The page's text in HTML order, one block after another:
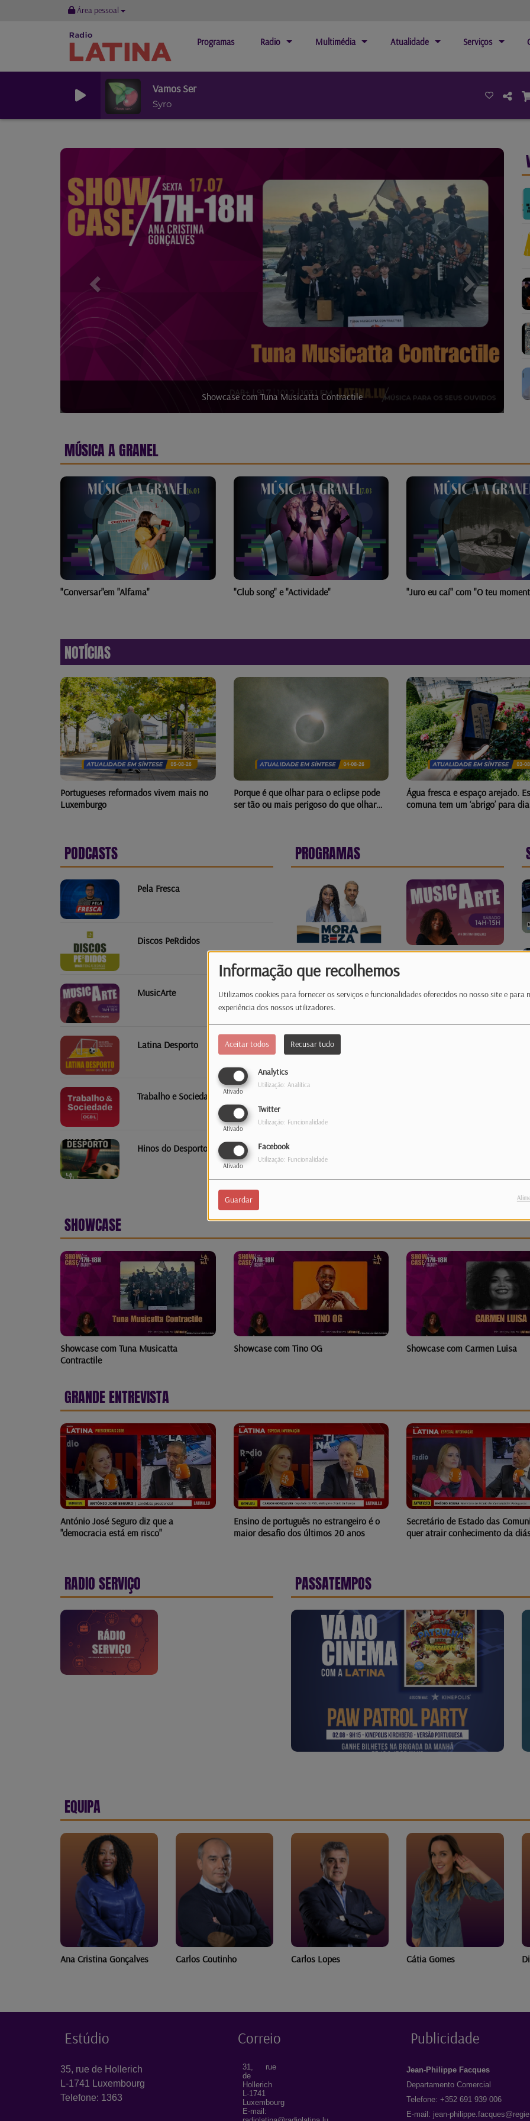
Informação que recolhemos
Utilizamos cookies para fornecer os serviços e funcionalidades oferecidos no nosso site e para
experiência dos nossos utilizadores.
Aceitar todos Recusar tudo
Analytics
Ativado
Utilização: Analítica
Twitter
Ativado
Utilização: Funcionalidade
Facebook
Ativado
Utilização: Funcionalidade
Guardar
Área pessoal
Programas Radio Multimédia Atualidade Serviços
Vamos Ser
Syro
Showcase com Tuna Musicatta Contractile
A TMUC pela Radio Latina!
MÚSICA A GRANEL
"Club song" e "Actividade" "Juro eu caí" com "O teu momento"
"Se fores ao Alentejo" vai "Passo
NOTÍCIAS
Porque é que olhar para o eclipse pode
ser tão ou mais perigoso do que olhar
Água fresca e espaço arejado. Esta
comuna tem um ‘abrigo’ para dias de
Capital alerta para risco de
árvores e não é por causa do
PODCASTS
Pela Fresca
Discos PeRdidos
MusicArte
Latina Desporto
Trabalho e Sociedade
Hinos do Desporto
PROGRAMAS
SHOWCASE
Showcase com Tuna Musicatta
Contractile
Showcase com Tino OG Showcase com Carmen Luisa
GRANDE ENTREVISTA
Ensino de português no estrangeiro é o
maior desafio dos últimos 20 anos
Secretário de Estado das Comunidades
quer atrair conhecimento da diáspora
PS cria Departamento para as
Comunidades Portuguesas
RADIO SERVIÇO PASSATEMPOS
EQUIPA
Carlos Coutinho Carlos Lopes Cátia Gomes Diana Alves
Estúdio
35, rue de Hollerich
L-1741 Luxembourg
Telefone: 1363
Correio
31, rue
de
Hollerich
L-1741
Luxembourg
E-mail:
Publicidade
Jean-Philippe Facques
Departamento Comercial
Telefone: +352 691 939 006
E-mail: jean-